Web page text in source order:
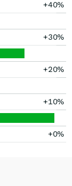
+40%
+30%
+20%
+10%
+0%